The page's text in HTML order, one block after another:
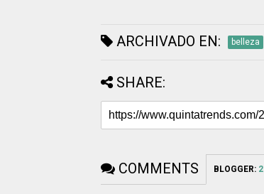
ARCHIVADO EN: belleza
SHARE:
COMMENTS BLOGGER: 2